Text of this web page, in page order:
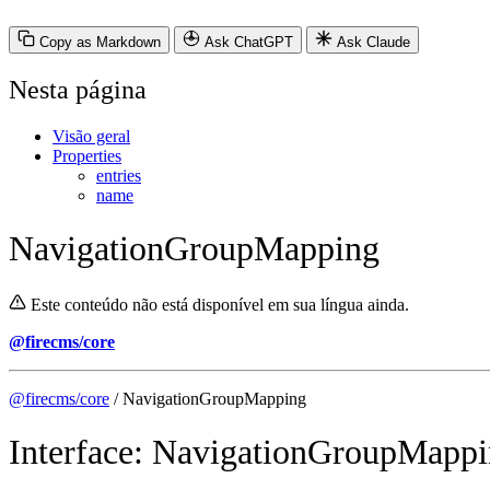
Copy as Markdown Ask ChatGPT Ask Claude
Nesta página
Visão geral
Properties
entries
name
NavigationGroupMapping
Este conteúdo não está disponível em sua língua ainda.
@firecms/core
@firecms/core / NavigationGroupMapping
Interface: